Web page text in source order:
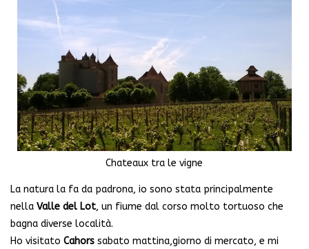
Chateaux tra le vigne
La natura la fa da padrona, io sono stata principalmente
nella Valle del Lot, un fiume dal corso molto tortuoso che
bagna diverse località.
Ho visitato Cahors sabato mattina,giorno di mercato, e mi